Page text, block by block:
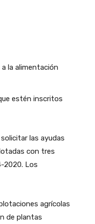
la alimentación
estén inscritos
las ayudas
con tres
2020. Los
agrícolas
de plantas